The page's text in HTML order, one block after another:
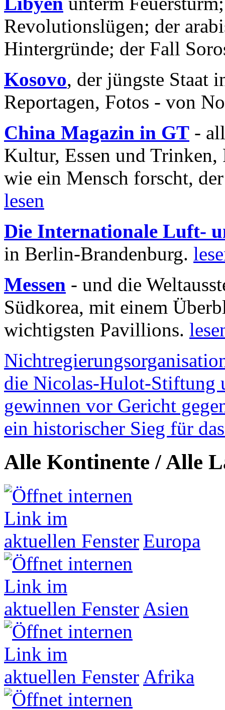
Revolutionslügen; der
Hintergründe; der Fall
Kosovo, der jüngste Staat
Reportagen, Fotos - von
China Magazin in GT -
Kultur, Essen und
wie ein Mensch forscht,
lesen
Die Internationale Luft-
in Berlin-Brandenburg.
Messen - und die
Südkorea, mit einem
wichtigsten Pavillions.
die Nicolas-Hulot-Stiftung
gewinnen vor Gericht
ein historischer Sieg für
Alle Kontinente / Alle
Europa
Asien
Afrika